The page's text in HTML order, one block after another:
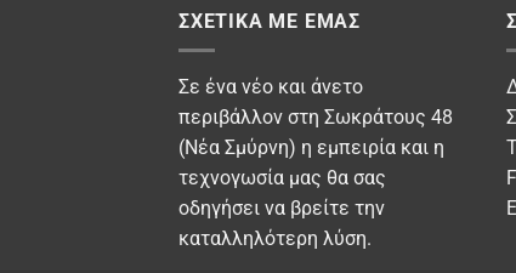
ΣΧΕΤΙΚΆ ΜΕ ΕΜΆΣ
Σε ένα νέο και άνετο
περιβάλλον στη Σωκράτους 48
(Νέα Σμύρνη) η εμπειρία και η
τεχνογωσία μας θα σας
οδηγήσει να βρείτε την
καταλληλότερη λύση.